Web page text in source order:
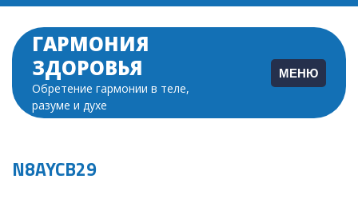
Перейти
содержимому
ГАРМОНИЯ
ЗДОРОВЬЯ
Обретение гармонии в теле,
разуме и духе
МЕНЮ
N8AYCB29